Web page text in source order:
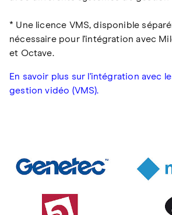
* Une licence VMS, disponible
nécessaire pour l'intégration avec
et Octave.
En savoir plus sur l'intégration avec
gestion vidéo (VMS).